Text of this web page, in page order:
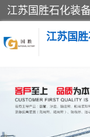
江苏国
输油臂